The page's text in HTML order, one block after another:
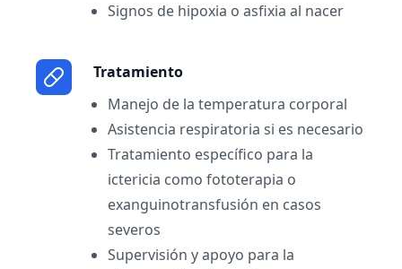
Signos de hipoxia o asfixia al nacer
Tratamiento
Manejo de la temperatura corporal
Asistencia respiratoria si es necesario
Tratamiento específico para la
ictericia como fototerapia o
exanguinotransfusión en casos
severos
Supervisión y apoyo para la